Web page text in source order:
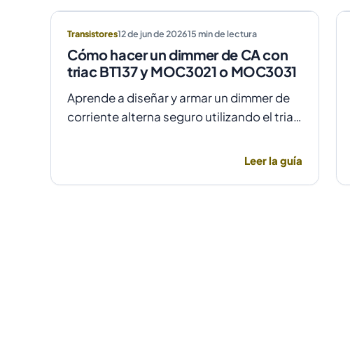
Transistores12 de jun de 202615min de lectura
Cómo hacer un dimmer de CA con
triac BT137 y MOC3021 o MOC3031
Aprende a diseñar y armar un dimmer de
corriente alterna seguro utilizando el triac
MOC3031 para un control de fase preciso
Leer la guía